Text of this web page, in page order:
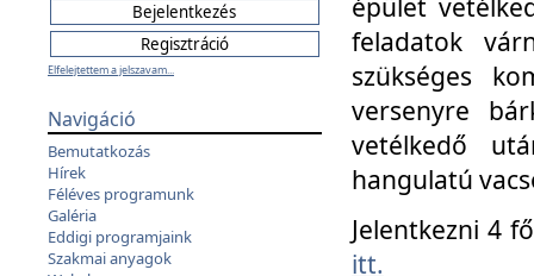
Elfelejtettem a jelszavam...
Navigáció
Bemutatkozás
Hírek
Féléves programunk
Galéria
Eddigi programjaink
Szakmai anyagok
feladatok
szükséges
versenyre
vetélkedő
hangulatú
Jelentkezni 4
itt.